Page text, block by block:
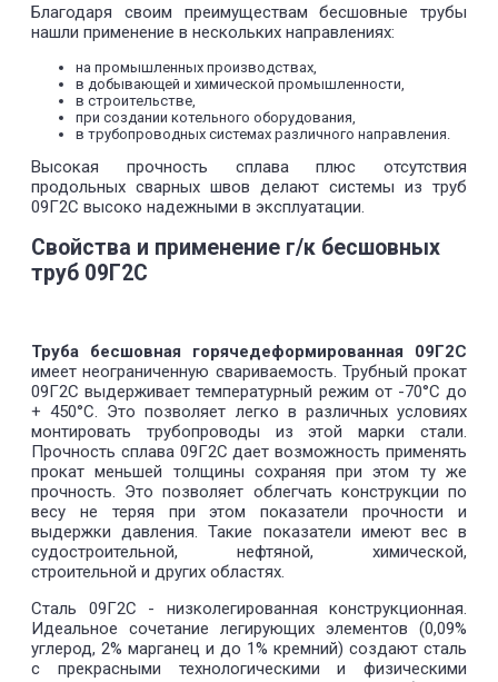
Благодаря своим преимуществам бесшовные трубы
нашли применение в нескольких направлениях:
на промышленных производствах,
в добывающей и химической промышленности,
в строительстве,
при создании котельного оборудования,
в трубопроводных системах различного направления.
Высокая прочность сплава плюс отсутствия
продольных сварных швов делают системы из труб
09Г2С высоко надежными в эксплуатации.
Свойства и применение г/к бесшовных
труб 09Г2С
Труба бесшовная горячедеформированная 09Г2С
имеет неограниченную свариваемость. Трубный прокат
09Г2С выдерживает температурный режим от -70°С до
+ 450°С. Это позволяет легко в различных условиях
монтировать трубопроводы из этой марки стали.
Прочность сплава 09Г2С дает возможность применять
прокат меньшей толщины сохраняя при этом ту же
прочность. Это позволяет облегчать конструкции по
весу не теряя при этом показатели прочности и
выдержки давления. Такие показатели имеют вес в
судостроительной, нефтяной, химической,
строительной и других областях.
Сталь 09Г2С - низколегированная конструкционная.
Идеальное сочетание легирующих элементов (0,09%
углерод, 2% марганец и до 1% кремний) создают сталь
с прекрасными технологическими и физическими